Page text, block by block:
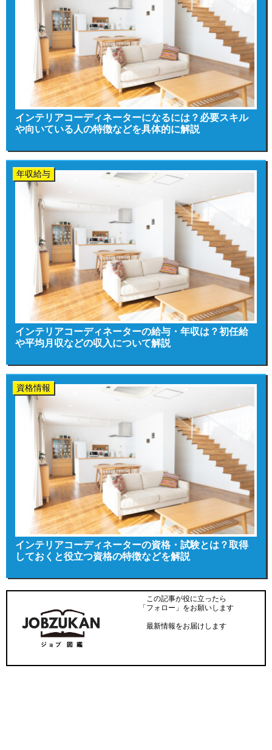
インテリアコーディネーターになるには？必要スキル
や向いている人の特徴などを具体的に解説
年収給与
インテリアコーディネーターの給与・年収は？初任給
や平均月収などの収入について解説
資格情報
インテリアコーディネーターの資格・試験とは？取得
しておくと役立つ資格の特徴などを解説
この記事が役に立ったら
「フォロー」をお願いします
最新情報をお届けします